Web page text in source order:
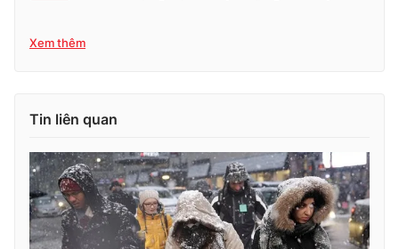
VTV Sức khoẻ
VTV9 VTV8
Liên hệ tòa soạn English
Xem thêm
Tin liên quan